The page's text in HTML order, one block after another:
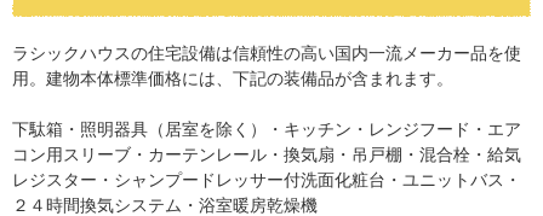
ラシックハウスの住宅設備は信頼性の高い国内一流メーカー品を使
用。建物本体標準価格には、下記の装備品が含まれます。
下駄箱・照明器具（居室を除く）・キッチン・レンジフード・エア
コン用スリーブ・カーテンレール・換気扇・吊戸棚・混合栓・給気
レジスター・シャンプードレッサー付洗面化粧台・ユニットバス・
２４時間換気システム・浴室暖房乾燥機